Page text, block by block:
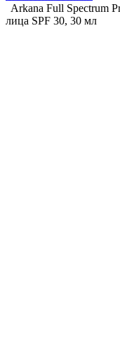
Arkana Full Spectrum
лица SPF 30, 30 мл